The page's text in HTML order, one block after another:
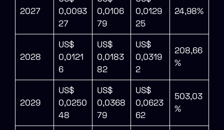
2027
0,0093
27
0,0106
79
0,0129
25
24,98%
2028
US$
0,0121
6
US$
0,0183
82
US$
0,0319
2
208,66
%
2029
US$
0,0250
48
US$
0,0368
79
US$
0,0623
62
503,03
%